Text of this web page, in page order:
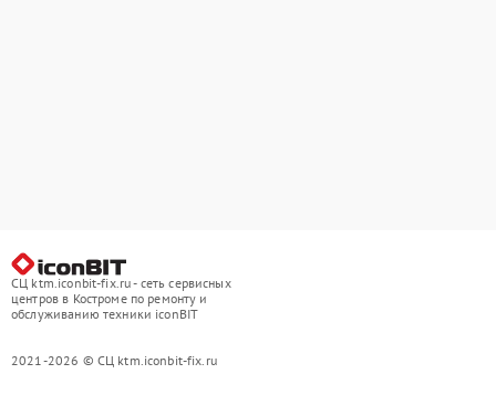
СЦ ktm.iconbit-fix.ru - сеть сервисных
центров в Костроме по ремонту и
обслуживанию техники iconBIT
2021-2026 © СЦ ktm.iconbit-fix.ru